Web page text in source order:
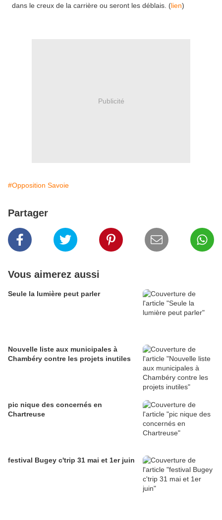
dans le creux de la carrière ou seront les déblais. (lien)
Publicité
#Opposition Savoie
Partager
Vous aimerez aussi
Seule la lumière peut parler
Nouvelle liste aux municipales à
Chambéry contre les projets inutiles
pic nique des concernés en
Chartreuse
festival Bugey c'trip 31 mai et 1er juin